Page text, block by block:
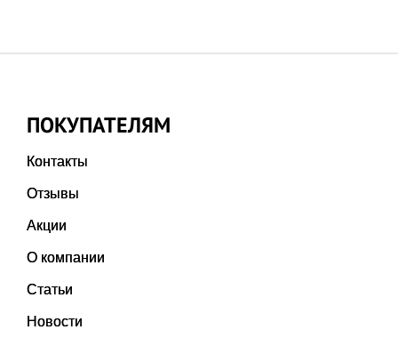
ПОКУПАТЕЛЯМ
Контакты
Отзывы
Акции
О компании
Статьи
Новости